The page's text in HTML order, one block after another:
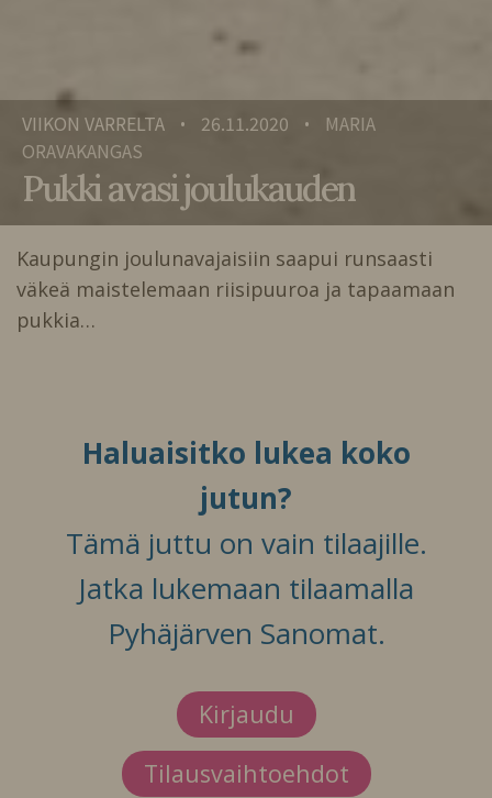
VIIKON VARRELTA • 26.11.2020 •
MARIA
ORAVAKANGAS
Pukki avasi joulukauden
Kaupungin joulunavajaisiin saapui runsaasti
väkeä maistelemaan riisipuuroa ja tapaamaan
pukkia…
Haluaisitko lukea koko
jutun?
Tämä juttu on vain tilaajille.
Jatka lukemaan tilaamalla
Pyhäjärven Sanomat.
Kirjaudu
Tilausvaihtoehdot